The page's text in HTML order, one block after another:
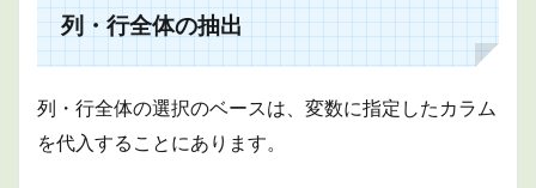
列・行全体の抽出
列・行全体の選択のベースは、変数に指定したカラム
を代入することにあります。